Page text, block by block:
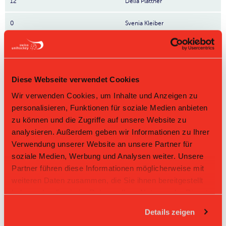
Diese Webseite verwendet Cookies
Wir verwenden Cookies, um Inhalte und Anzeigen zu
personalisieren, Funktionen für soziale Medien anbieten
zu können und die Zugriffe auf unsere Website zu
analysieren. Außerdem geben wir Informationen zu Ihrer
Verwendung unserer Website an unsere Partner für
soziale Medien, Werbung und Analysen weiter. Unsere
Partner führen diese Informationen möglicherweise mit
weiteren Daten zusammen, die Sie ihnen bereitgestellt
Details zeigen
0 Svenia Kleiber
18 Willow Hug
97 Vanessa Costantini
15 Livia Costantini
4 Luana Pozella